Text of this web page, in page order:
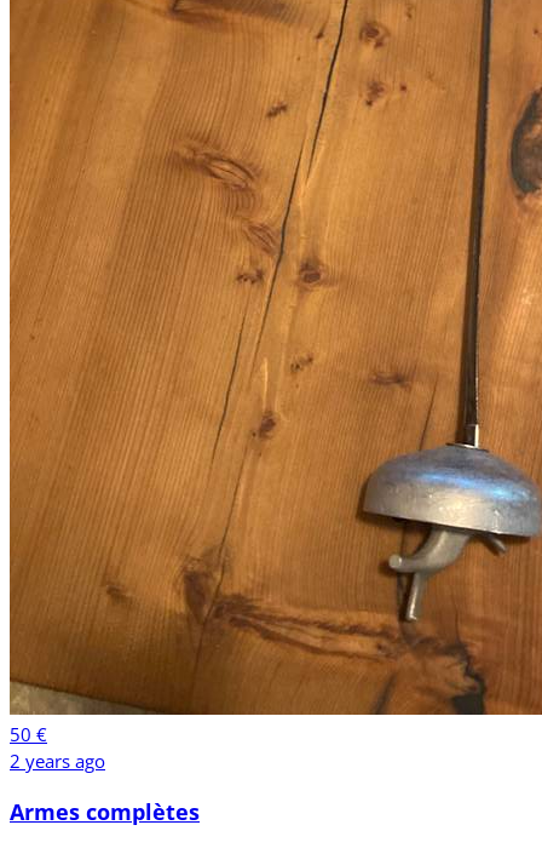
50 €
2 years ago
Armes complètes